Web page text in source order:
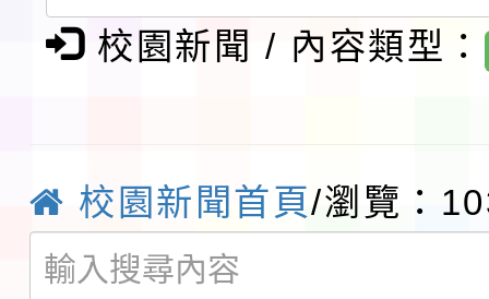
告(不再辦理後續甄選)
賽實施要點」1份
本市「115學年度學生
請一案
社團法人中華民國畫廊
026 ART TAIPEI臺北
本校115學年度第1學
校園新聞 / 內容類型：
校園新聞首頁/瀏覽：